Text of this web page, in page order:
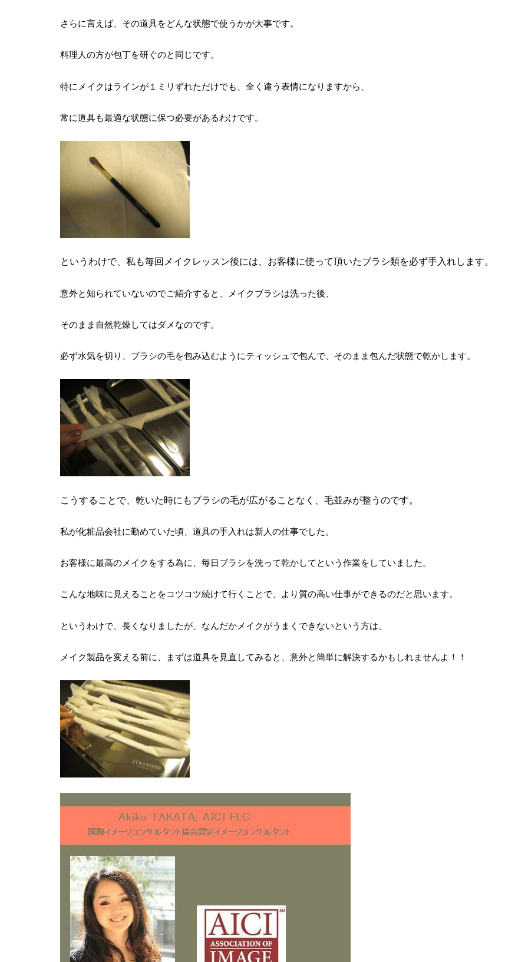
さらに言えば、その道具をどんな状態で使うかが大事です。
料理人の方が包丁を研ぐのと同じです。
特にメイクはラインが１ミリずれただけでも、全く違う表情になりますから、
常に道具も最適な状態に保つ必要があるわけです。
というわけで、私も毎回メイクレッスン後には、お客様に使って頂いたブラシ類を必ず手入れします。
意外と知られていないのでご紹介すると、メイクブラシは洗った後、
そのまま自然乾燥してはダメなのです。
必ず水気を切り、ブラシの毛を包み込むようにティッシュで包んで、そのまま包んだ状態で乾かします。
こうすることで、乾いた時にもブラシの毛が広がることなく、毛並みが整うのです。
私が化粧品会社に勤めていた頃、道具の手入れは新人の仕事でした。
お客様に最高のメイクをする為に、毎日ブラシを洗って乾かしてという作業をしていました。
こんな地味に見えることをコツコツ続けて行くことで、より質の高い仕事ができるのだと思います。
というわけで、長くなりましたが、なんだかメイクがうまくできないという方は、
メイク製品を変える前に、まずは道具を見直してみると、意外と簡単に解決するかもしれませんよ！！